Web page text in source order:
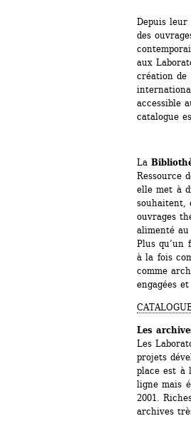
Depuis leur
des
aux
création de
accessible
catalogue
La
Ressource
elle met à
souhaitent,
ouvrages
alimenté
Plus qu’un
à la fois
comme
engagées
Les
Les
projets
place est à
ligne mais
2001.
archives